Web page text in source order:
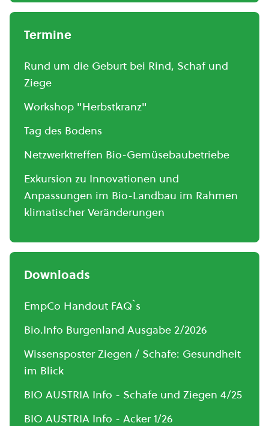
Termine
Rund um die Geburt bei Rind, Schaf und
Ziege
Workshop "Herbstkranz"
Tag des Bodens
Netzwerktreffen Bio-Gemüsebaubetriebe
Exkursion zu Innovationen und
Anpassungen im Bio-Landbau im Rahmen
klimatischer Veränderungen
Downloads
EmpCo Handout FAQ`s
Bio.Info Burgenland Ausgabe 2/2026
Wissensposter Ziegen / Schafe: Gesundheit
im Blick
BIO AUSTRIA Info - Schafe und Ziegen 4/25
BIO AUSTRIA Info - Acker 1/26